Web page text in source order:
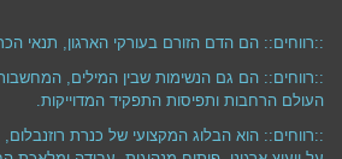
::רווחים:: הם הדם הזורם בעורקי הארגון, תנאי
::רווחים:: הם גם הנשימות שבין המילים,
העולם הרחבות ותפיסות התפקיד המדוייקות.
::רווחים:: הוא הבלוג המקצועי של כנרת רוזנבלום,